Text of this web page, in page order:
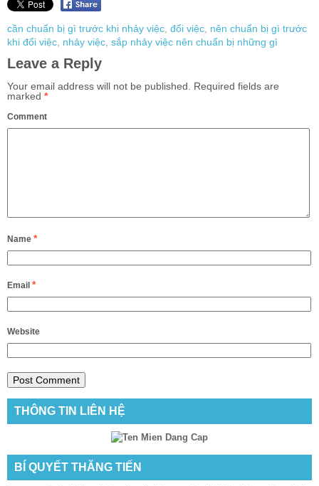
cần chuẩn bị gì trước khi nhảy việc, đổi việc, nên chuẩn bị gì trước
khi đổi việc, nhảy việc, sắp nhảy việc nên chuẩn bị những gì
Leave a Reply
Your email address will not be published. Required fields are
marked *
Comment
Name *
Email *
Website
THÔNG TIN LIÊN HỆ
BÍ QUYẾT THĂNG TIẾN